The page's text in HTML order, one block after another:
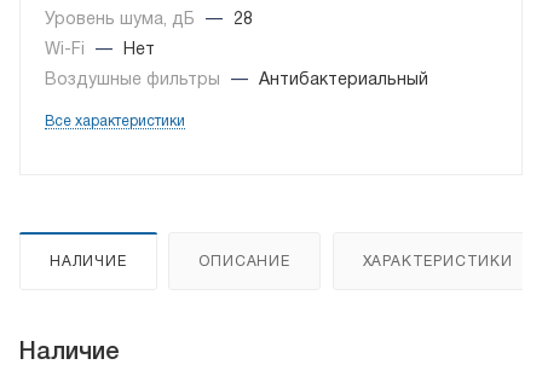
Уровень шума, дБ
—
28
Wi-Fi
—
Нет
Воздушные фильтры
— Антибактериальный
Все характеристики
НАЛИЧИЕ ОПИСАНИЕ ХАРАКТЕРИСТИКИ
Наличие